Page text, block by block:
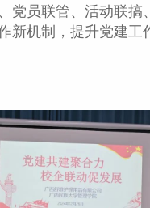
党员联管、活动联搞
新机制，提升党建工